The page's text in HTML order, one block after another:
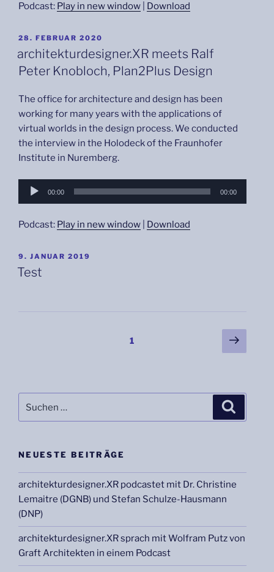
Podcast: Play in new window Download
VERÖFFENTLICHT
28. FEBRUAR 2020
architekturdesigner.XR meets Ralf
Peter Knobloch, Plan2Plus Design
The office for architecture and design has been
working for many years with the applications of
virtual worlds in the design process. We conducted
the interview in the Holodeck of the Fraunhofer
Institute in Nuremberg.
Audio-
00:00 00:00
Podcast: Play in new window Download
VERÖFFENTLICHT
AM
9. JANUAR 2019
Test
Seite1
Seite
nach:
NEUESTE BEITRÄGE
architekturdesigner.XR podcastet mit Dr. Christine
Lemaitre (DGNB) und Stefan Schulze-Hausmann
(DNP)
architekturdesigner.XR sprach mit Wolfram Putz von
Graft Architekten in einem Podcast